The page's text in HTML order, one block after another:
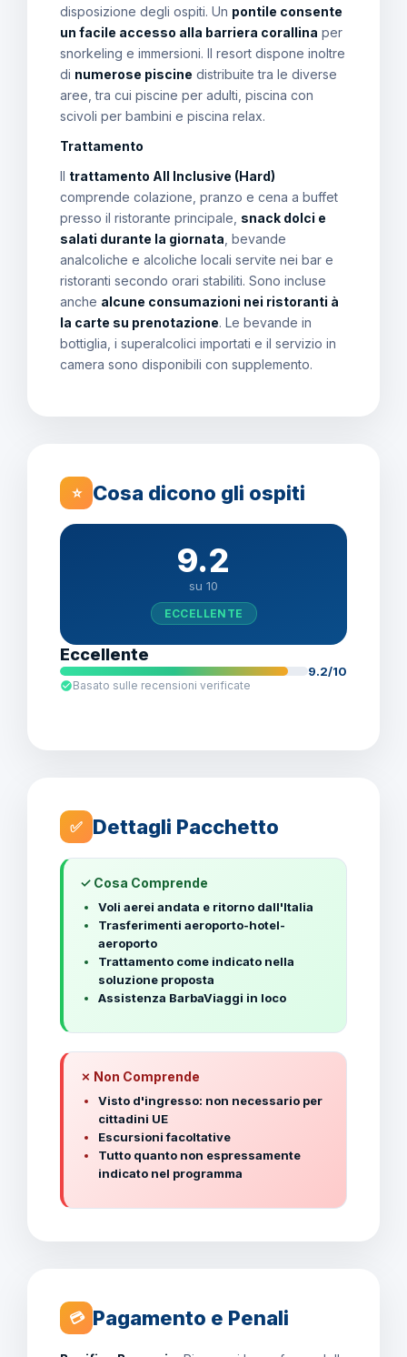
disposizione degli ospiti. Un pontile consente
un facile accesso alla barriera corallina per
snorkeling e immersioni. Il resort dispone inoltre
di numerose piscine distribuite tra le diverse
aree, tra cui piscine per adulti, piscina con
scivoli per bambini e piscina relax.
Trattamento
Il trattamento All Inclusive (Hard)
comprende colazione, pranzo e cena a buffet
presso il ristorante principale, snack dolci e
salati durante la giornata , bevande
analcoliche e alcoliche locali servite nei bar e
ristoranti secondo orari stabiliti. Sono incluse
anche alcune consumazioni nei ristoranti à
la carte su prenotazione. Le bevande in
bottiglia, i superalcolici importati e il servizio in
camera sono disponibili con supplemento.
⭐ Cosa dicono gli ospiti
9.2
su 10
ECCELLENTE
Eccellente
9.2/10
Basato sulle recensioni verificate
✅ Dettagli Pacchetto
✓ Cosa Comprende
Voli aerei andata e ritorno dall'Italia
Trasferimenti aeroporto-hotel-
aeroporto
Trattamento come indicato nella
soluzione proposta
Assistenza BarbaViaggi in loco
✗ Non Comprende
Visto d'ingresso: non necessario per
cittadini UE
Escursioni facoltative
Tutto quanto non espressamente
indicato nel programma
💳 Pagamento e Penali